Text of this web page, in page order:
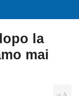
la
mai